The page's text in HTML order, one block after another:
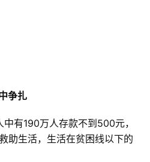
争扎
中有190万人存款不到500元，
助生活，生活在贫困线以下的